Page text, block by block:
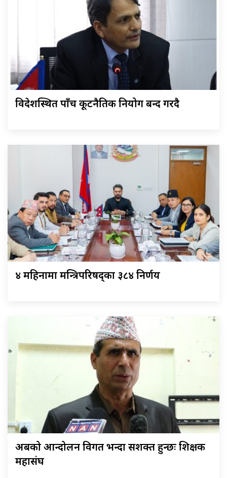
विदेशस्थित पाँच कूटनैतिक नियोग बन्द गरिँदै
४ महिनामा मन्त्रिपरिषद्का ३८४ निर्णय
अबको आन्दोलन विगत भन्दा सशक्त हुन्छः शिक्षक
महासंघ